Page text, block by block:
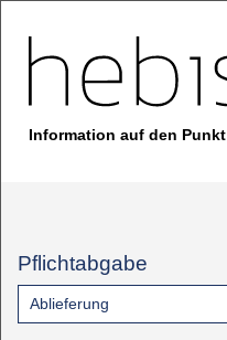
Information auf den Punkt
Pflichtabgabe
Ablieferung